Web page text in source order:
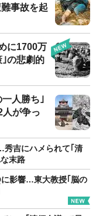
事故を起
に1700万
の悲劇的
人勝ち｣
が争っ
吉にハメられて｢清
末路
に影響…東大教授｢脳の